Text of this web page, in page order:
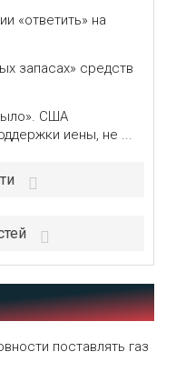
«ответить» на
запасах» средств
США
иены, не ...
поставлять газ